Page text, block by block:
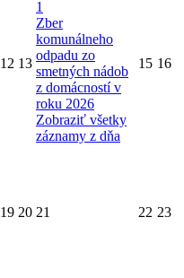
12 13
1
Zber
komunálneho
odpadu zo
smetných nádob
z domácností v
roku 2026
Zobraziť všetky
záznamy z dňa
15 16
19 20 21 22 23